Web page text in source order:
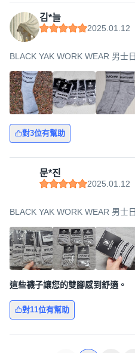
김*늘
2025.01.12
BLACK YAK WORK WEAR 男士
對3位有幫助
문*진
2025.01.12
BLACK YAK WORK WEAR 男士
這些襪子讓您的雙腳感到舒適。
對11位有幫助